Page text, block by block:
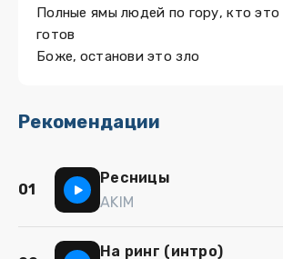
Полные ямы людей по гору, кто это
готов
Боже, останови это зло
Рекомендации
01
Ресницы
AKIM
На ринг (интро)